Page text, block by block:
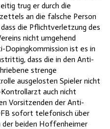
trug er durch die
an die falsche Person
die Pflichtverletzung des
nicht umgehend
Dopingkommission ist es in
dass die in den Anti-
strenge
ausgelosten Spieler nicht
auch nicht
Vorsitzenden der Anti-
sofort telefonisch über
beiden Hoffenheimer